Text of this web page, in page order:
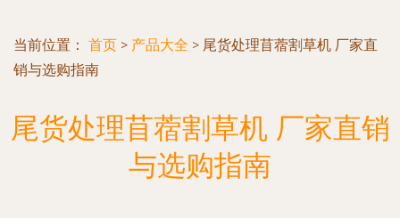
当前位置： 首页 > 产品大全 > 尾货处理苜蓿割草机 厂家直
销与选购指南
尾货处理苜蓿割草机 厂家直销
与选购指南